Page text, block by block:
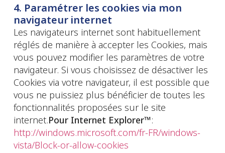
4. Paramétrer les cookies via mon
navigateur internet
Les navigateurs internet sont habituellement
réglés de manière à accepter les Cookies, mais
vous pouvez modifier les paramètres de votre
navigateur. Si vous choisissez de désactiver les
Cookies via votre navigateur, il est possible que
vous ne puissiez plus bénéficier de toutes les
fonctionnalités proposées sur le site
internet.Pour Internet Explorer™:
http://windows.microsoft.com/fr-FR/windows-
vista/Block-or-allow-cookies